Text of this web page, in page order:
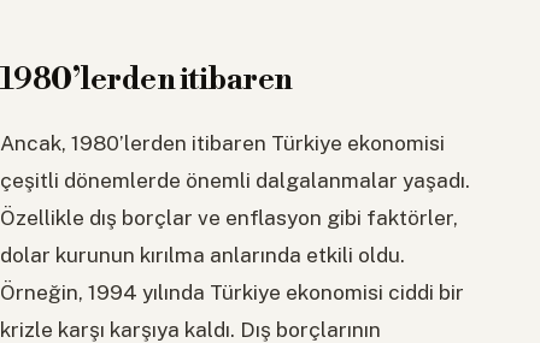
1980’lerden itibaren
Ancak, 1980’lerden itibaren Türkiye ekonomisi
çeşitli dönemlerde önemli dalgalanmalar yaşadı.
Özellikle dış borçlar ve enflasyon gibi faktörler,
dolar kurunun kırılma anlarında etkili oldu.
Örneğin, 1994 yılında Türkiye ekonomisi ciddi bir
krizle karşı karşıya kaldı. Dış borçlarının